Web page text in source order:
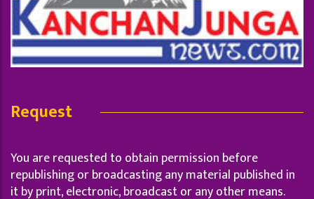
Request
You are requested to obtain permission before
republishing or broadcasting any material published in
it by print, electronic, broadcast or any other means.